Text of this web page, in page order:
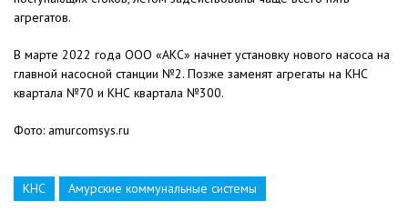
агрегатов.
В марте 2022 года ООО «АКС» начнет установку нового насоса на
главной насосной станции №2. Позже заменят агрегаты на КНС
квартала №70 и КНС квартала №300.
Фото: amurcomsys.ru
КНС Амурские коммунальные системы